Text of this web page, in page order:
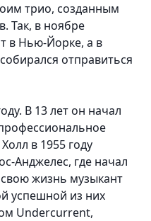
трио, созданным
Так, в ноябре
в Нью-Йорке, а в
отправиться
В 13 лет он начал
в 1955 году
Анджелес, где начал
жизнь музыкант
успешной из них
Undercurrent,